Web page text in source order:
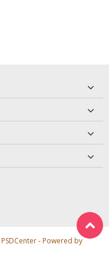
PSDCenter- Powered by